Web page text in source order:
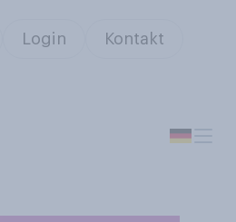
Login Kontakt